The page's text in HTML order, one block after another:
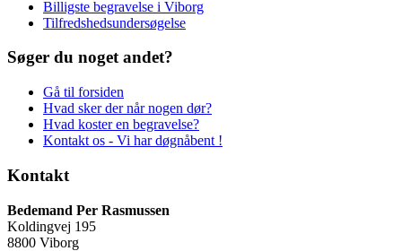
Billigste begravelse i Viborg
Tilfredshedsundersøgelse
Søger du noget andet?
Gå til forsiden
Hvad sker der når nogen dør?
Hvad koster en begravelse?
Kontakt os - Vi har døgnåbent !
Kontakt
Bedemand Per Rasmussen
Koldingvej 195
8800 Viborg